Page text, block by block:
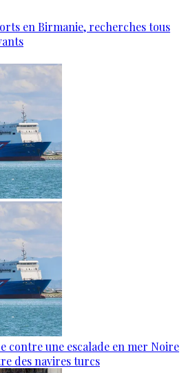
en Birmanie, recherches tous
contre une escalade en mer Noire
des navires turcs